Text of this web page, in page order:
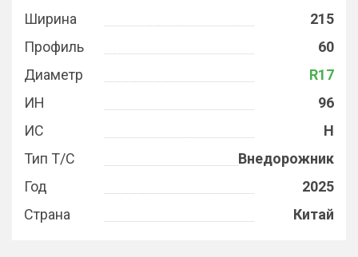
Ширина
215
Профиль
60
Диаметр
R17
ИН
96
ИС
H
Тип Т/С
Внедорожник
Год
2025
Страна
Китай